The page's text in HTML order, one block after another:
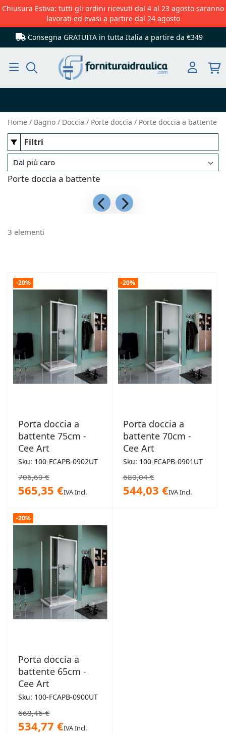
Chiusura Estiva: tutti gli ordini ricevuti dal 4 al 23 agosto saranno
lavorati ed evasi a partire dal 24 agosto
Consegna GRATUITA in tutta Italia a partire da €349
Home Bagno Doccia Porte doccia Porte doccia a battente
Porte doccia a battente
3 elementi
-20%
Porta doccia a
battente 75cm -
Cee Art
Sku: 100-FCAPB-0902UT
706,69 €
565,35 €IVA Incl.
-20%
Porta doccia a
battente 70cm -
Cee Art
Sku: 100-FCAPB-0901UT
680,04 €
544,03 €IVA Incl.
-20%
Porta doccia a
battente 65cm -
Cee Art
Sku: 100-FCAPB-0900UT
668,46 €
534,77 €IVA Incl.
Filtri